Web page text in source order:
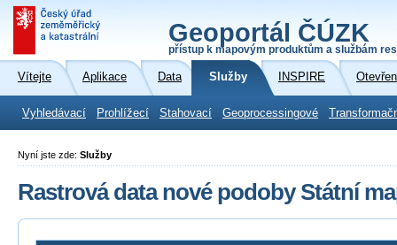
Geoportál ČÚZK
přístup k mapovým produktům a službám
Vítejte Aplikace Data Služby INSPIRE
Vyhledávací Prohlížecí Stahovací Geoprocessingové
Nyní jste zde: Služby
Rastrová data nové podoby Státní